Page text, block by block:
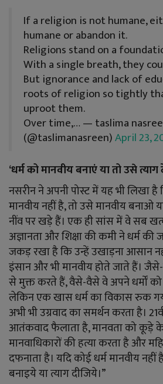
If a religion is not humane,
humane or abandon it.
Religions stand on a
With a single breath, they
But ignorance and lack of
roots of religion so tightly
uproot them.
Over time,…— taslima
(@taslimanasreen)April 23,
‘धर्म को मानवीय बनाएं या तो उसे त्याग
नसरीन ने अपनी पोस्ट में यह भी लिखा है
मानवीय नहीं है, तो उसे मानवीय बनाओ
नींव पर खड़े हैं। एक ही सांस में वे सब
अज्ञानता और शिक्षा की कमी ने धर्म
जकड़ रखा है कि उन्हें उखाड़ना आसान
इंसान और भी मानवीय होते जाते हैं।
से मुक्त करते हैं, वैसे-वैसे वे अपने धर्मों
लेकिन एक खास धर्म का विकास रुक
अभी भी उग्रवाद का समर्थन करता है।
आतंकवाद फैलाता है, मानवता को कूड़े
मानवाधिकारों की हत्या करता है और
दफनाता है। यदि कोई धर्म मानवीय नहीं
बनाइये या त्याग दीजिये।”